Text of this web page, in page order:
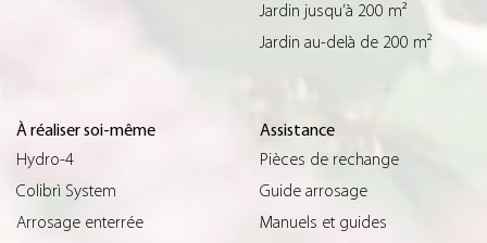
Jardin jusqu’à 200 m²
Jardin au-delà de 200 m²
À réaliser soi-même
Hydro-4
Colibrì System
Arrosage enterrée
Assistance
Pièces de rechange
Guide arrosage
Manuels et guides